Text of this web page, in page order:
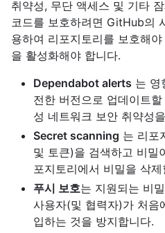
취약성, 무단 액세스 및 기타
코드를 보호하려면 GitHub의
용하여 리포지토리를 보호해
을 활성화해야 합니다.
Dependabot alerts 는 영
전한 버전으로 업데이트
성 네트워크 보안 취약성
Secret scanning 는 리포
및 토큰)을 검색하고 비밀
포지토리에서 비밀을 삭
푸시 보호는 지원되는 비
사용자(및 협력자)가 처음
입하는 것을 방지합니다.